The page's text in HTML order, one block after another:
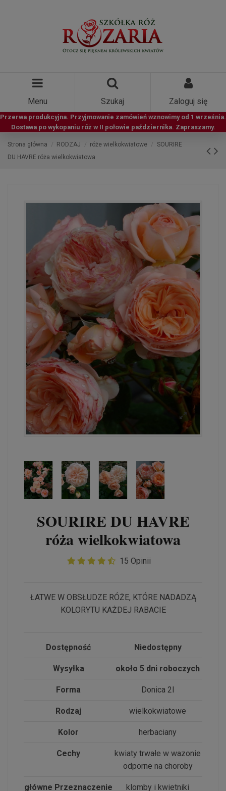
Menu Szukaj Zaloguj się
Przerwa produkcyjna. Przyjmowanie zamówień wznowimy od 1 września.
Dostawa po wykopaniu róż w II połowie października. Zapraszamy.
Strona główna RODZAJ róże wielkokwiatowe
SOURIRE
DU HAVRE róża wielkokwiatowa
SOURIRE DU HAVRE
róża wielkokwiatowa
15 Opinii
ŁATWE W OBSŁUDZE RÓŻE, KTÓRE NADADZĄ
KOLORYTU KAŻDEJ RABACIE
Dostępność Niedostępny
Wysyłka około 5 dni roboczych
Forma Donica 2l
Rodzaj wielkokwiatowe
Kolor herbaciany
Cechy
kwiaty trwałe w wazonie
odporne na choroby
główne Przeznaczenie
klomby i kwietniki